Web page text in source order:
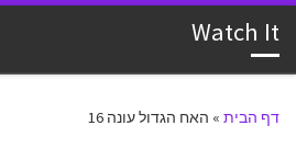
Watch It
דף הבית » האח הגדול עונה 16